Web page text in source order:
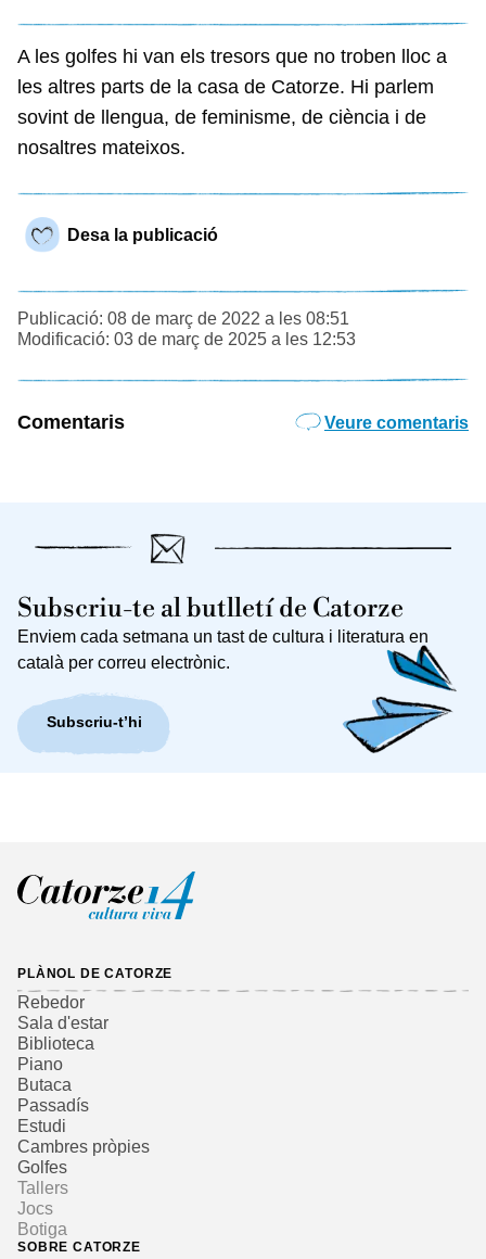
A les golfes hi van els tresors que no troben lloc a
les altres parts de la casa de Catorze. Hi parlem
sovint de llengua, de feminisme, de ciència i de
nosaltres mateixos.
Desa la publicació
Publicació: 08 de març de 2022 a les 08:51
Modificació: 03 de març de 2025 a les 12:53
Comentaris Veure comentaris
Subscriu-te al butlletí de Catorze
Enviem cada setmana un tast de cultura i literatura en
català per correu electrònic.
Subscriu-t’hi
PLÀNOL DE CATORZE
Rebedor
Sala d'estar
Biblioteca
Piano
Butaca
Passadís
Estudi
Cambres pròpies
Golfes
Tallers
Jocs
Botiga
SOBRE CATORZE